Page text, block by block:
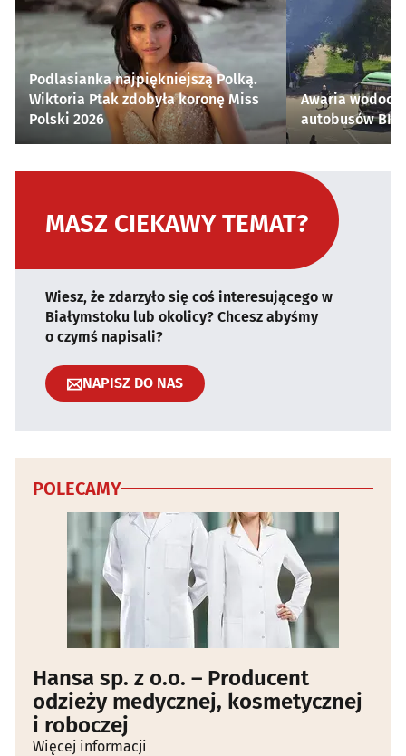
Podlasianka najpiękniejszą Polką.
Wiktoria Ptak zdobyła koronę Miss
Polski 2026
Awaria
autobusów
MASZ CIEKAWY TEMAT?
Wiesz, że zdarzyło się coś interesującego w
Białymstoku lub okolicy? Chcesz abyśmy
o czymś napisali?
NAPISZ DO NAS
POLECAMY
Hansa sp. z o.o. – Producent
odzieży medycznej, kosmetycznej
i roboczej
Więcej informacji